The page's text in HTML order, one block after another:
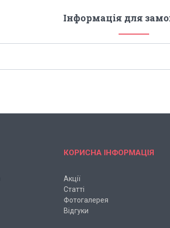
Інформація для
КОРИСНА ІНФОРМАЦІЯ
Акції
Статті
Фотогалерея
Відгуки